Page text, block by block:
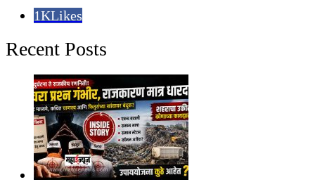
1KLikes
Recent Posts